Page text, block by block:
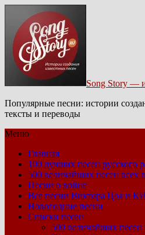
Song Story —
Популярные песни: истории
тексты и переводы
Меню
Главная
100 лучших песен русского
500 величайших песен всех
Песни о войне
Все песни Виктора Цоя и
Новогодние песни
Списки песен
500 величайших